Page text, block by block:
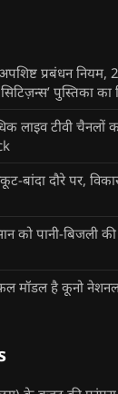
प्रबंधन नियम,
पुस्तिका का
लाइव टीवी चैनलों
बांदा दौरे पर,
को पानी-बिजली
मॉडल है कूनो नेशनल